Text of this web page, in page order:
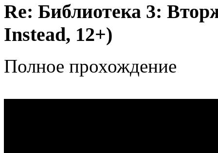
Re: Библиотека 3:
Instead, 12+)
Полное прохождение